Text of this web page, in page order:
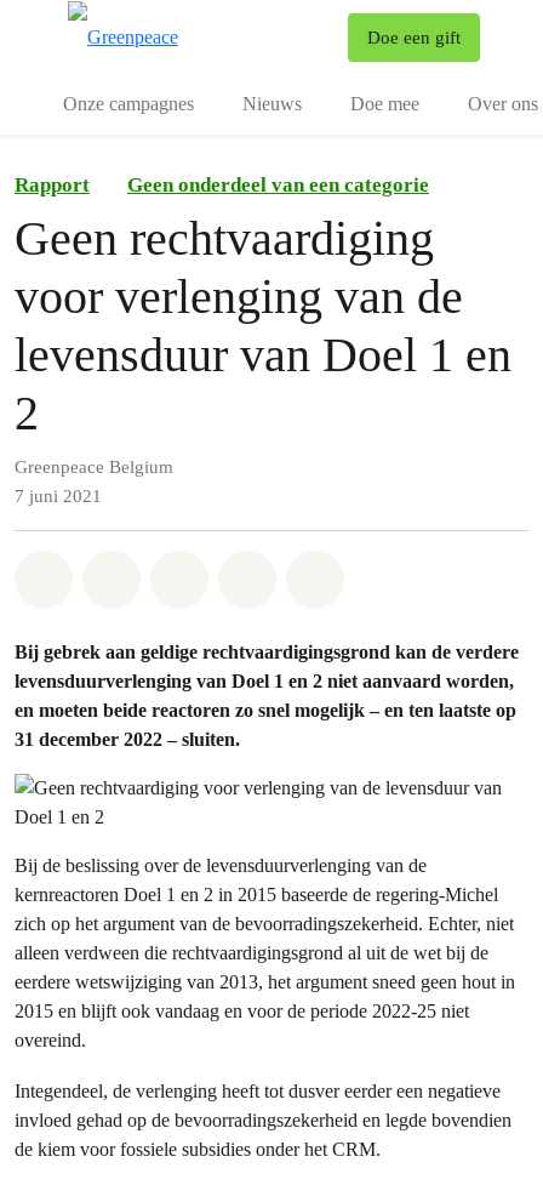
Doe een gift
Onze campagnes Nieuws Doe mee Over ons
Rapport Geen onderdeel van een categorie
Geen rechtvaardiging
voor verlenging van de
levensduur van Doel 1 en
2
Greenpeace Belgium
7 juni 2021
Bij gebrek aan geldige rechtvaardigingsgrond kan de verdere
levensduurverlenging van Doel 1 en 2 niet aanvaard worden,
en moeten beide reactoren zo snel mogelijk – en ten laatste op
31 december 2022 – sluiten.
Bij de beslissing over de levensduurverlenging van de
kernreactoren Doel 1 en 2 in 2015 baseerde de regering-Michel
zich op het argument van de bevoorradingszekerheid. Echter, niet
alleen verdween die rechtvaardigingsgrond al uit de wet bij de
eerdere wetswijziging van 2013, het argument sneed geen hout in
2015 en blijft ook vandaag en voor de periode 2022-25 niet
overeind.
Integendeel, de verlenging heeft tot dusver eerder een negatieve
invloed gehad op de bevoorradingszekerheid en legde bovendien
de kiem voor fossiele subsidies onder het CRM.